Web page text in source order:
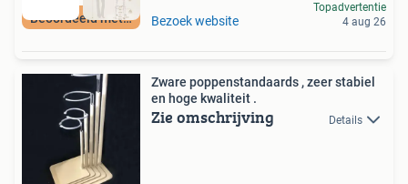
Beoordeeld met 9+ Bezoek website
Topadvertentie
4 aug 26
Zware poppenstandaards , zeer stabiel
en hoge kwaliteit .
Zie omschrijving Details